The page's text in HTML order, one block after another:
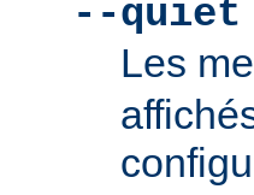
--quiet
Les